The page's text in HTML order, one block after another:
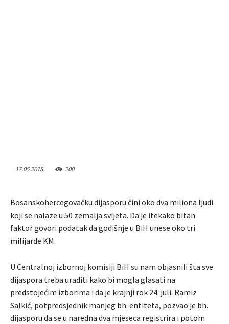
17.05.2018 200
Bosanskohercegovačku dijasporu čini oko dva miliona ljudi
koji se nalaze u 50 zemalja svijeta. Da je itekako bitan
faktor govori podatak da godišnje u BiH unese oko tri
milijarde KM.
U Centralnoj izbornoj komisiji BiH su nam objasnili šta sve
dijaspora treba uraditi kako bi mogla glasati na
predstojećim izborima i da je krajnji rok 24. juli. Ramiz
Salkić, potpredsjednik manjeg bh. entiteta, pozvao je bh.
dijasporu da se u naredna dva mjeseca registrira i potom